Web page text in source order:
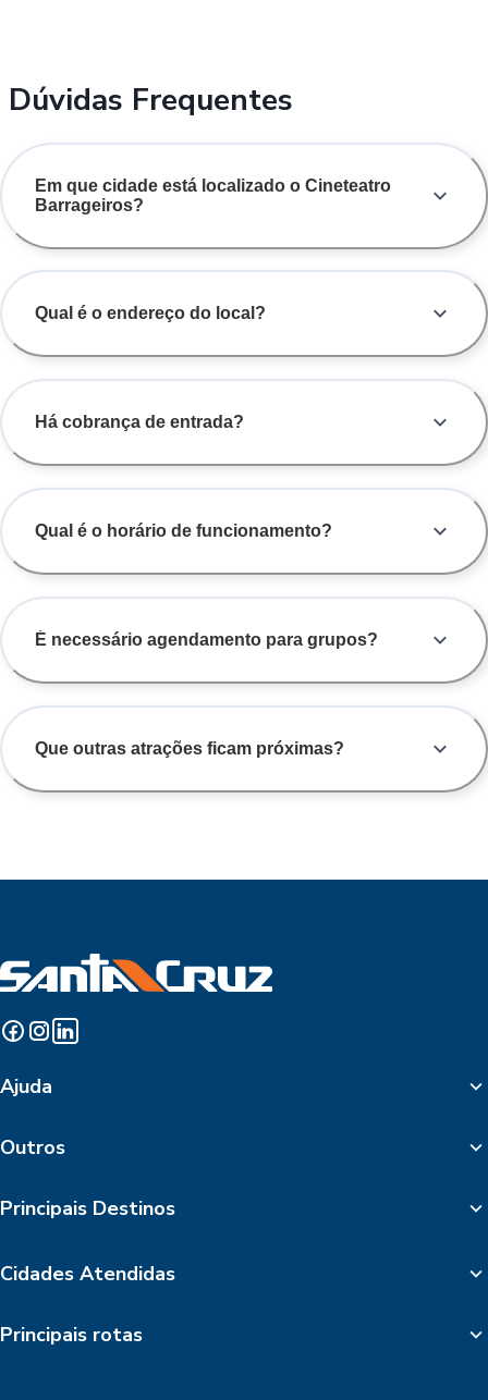
Dúvidas Frequentes
Em que cidade está localizado o Cineteatro
Barrageiros?
Qual é o endereço do local?
Há cobrança de entrada?
Qual é o horário de funcionamento?
É necessário agendamento para grupos?
Que outras atrações ficam próximas?
Ajuda
Outros
Principais Destinos
Cidades Atendidas
Principais rotas